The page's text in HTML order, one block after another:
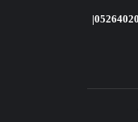
شركة تنظيف ستائر الشارقة |0526402015|